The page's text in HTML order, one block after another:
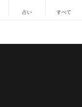
占い すべて